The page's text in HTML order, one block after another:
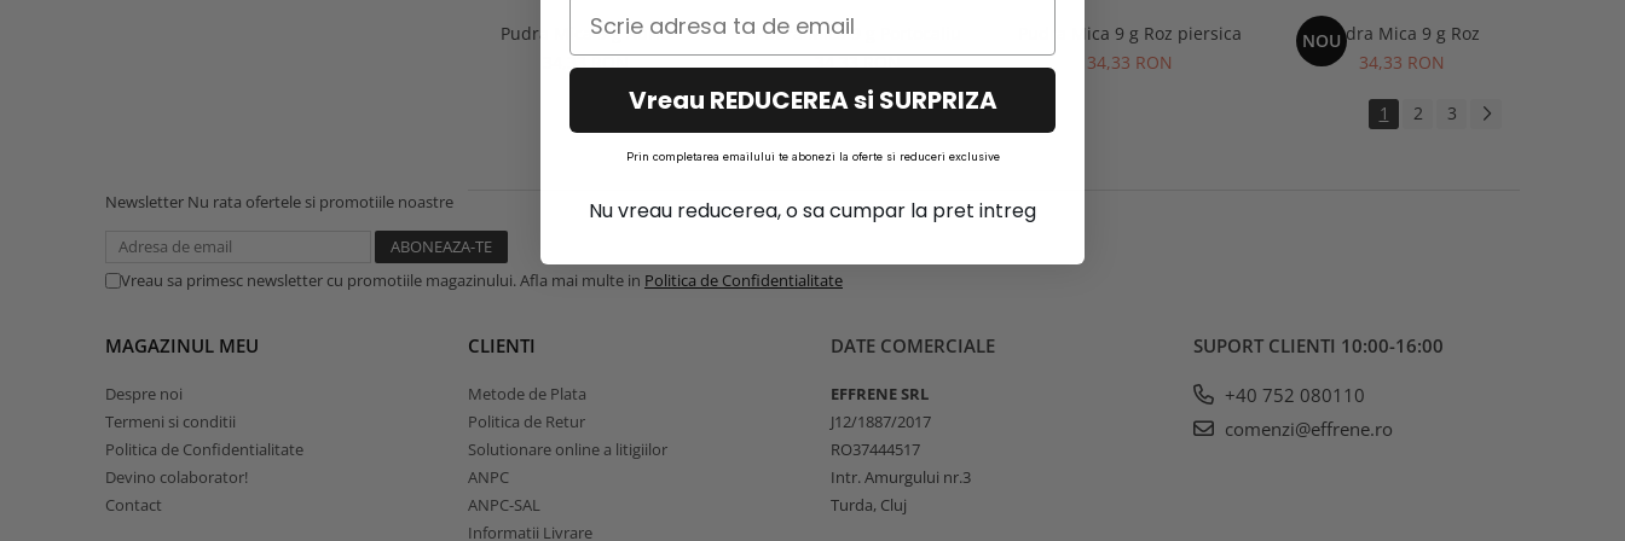
Pudra Mica 9 g Auriu
34,33 RON
Pudra Mica 9 g Portocaliu
34,33 RON
Pudra Mica 9 g Roz piersica
34,33 RON
NOUPudra Mica 9 g Roz
34,33 RON
1 2 3
Newsletter Nu rata ofertele si promotiile noastre
Vreau sa primesc newsletter cu promotiile magazinului. Afla mai multe in Politica de Confidentialitate
MAGAZINUL MEU
Despre noi
Termeni si conditii
Politica de Confidentialitate
Devino colaborator!
Contact
CLIENTI
Metode de Plata
Politica de Retur
Solutionare online a litigiilor
ANPC
ANPC-SAL
Informatii Livrare
DATE COMERCIALE
EFFRENE SRL
J12/1887/2017
RO37444517
Intr. Amurgului nr.3
Turda, Cluj
SUPORT CLIENTI 10:00-16:00
+40 752 080110
comenzi@effrene.ro
Vreau REDUCEREA si SURPRIZA
Prin completarea emailului te abonezi la oferte si reduceri exclusive
Nu vreau reducerea, o sa cumpar la pret intreg